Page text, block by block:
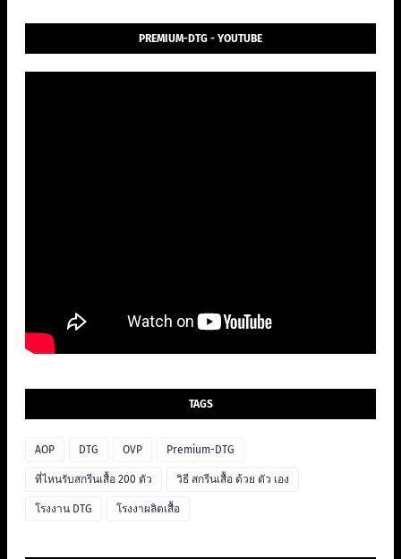
PREMIUM-DTG - YOUTUBE
TAGS
AOP DTG OVP Premium-DTG
ที่ไหนรับสกรีนเสื้อ 200 ตัว วิธี สกรีนเสื้อ ด้วย ตัว เอง
โรงงาน DTG โรงงาผลิตเสื้อ